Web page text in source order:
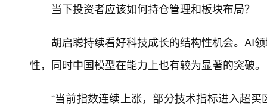
当下投资者应该如何持仓管理和板块布局？
胡启聪持续看好科技成长的结构性机会。AI
性，同时中国模型在能力上也有较为显著的突破。
“当前指数连续上涨，部分技术指标进入超